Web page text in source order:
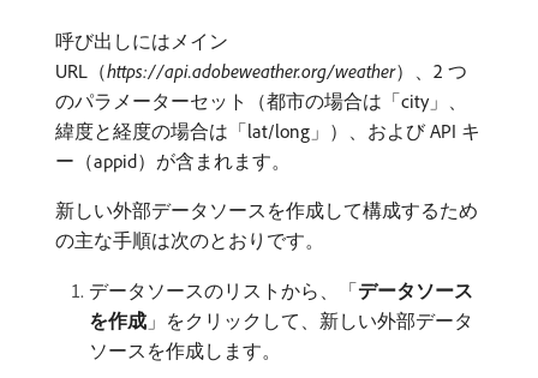
呼び出しにはメイン
URL（https://api.adobeweather.org/weather）、2 つ
のパラメーターセット（都市の場合は「city」、
緯度と経度の場合は「lat/long」）、および API キ
ー（appid）が含まれます。
新しい外部データソースを作成して構成するため
の主な手順は次のとおりです。
データソースのリストから、「データソース
を作成 」をクリックして、新しい外部データ
ソースを作成します。